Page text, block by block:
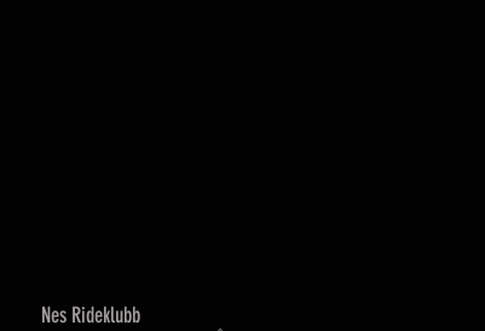
Nes Rideklubb